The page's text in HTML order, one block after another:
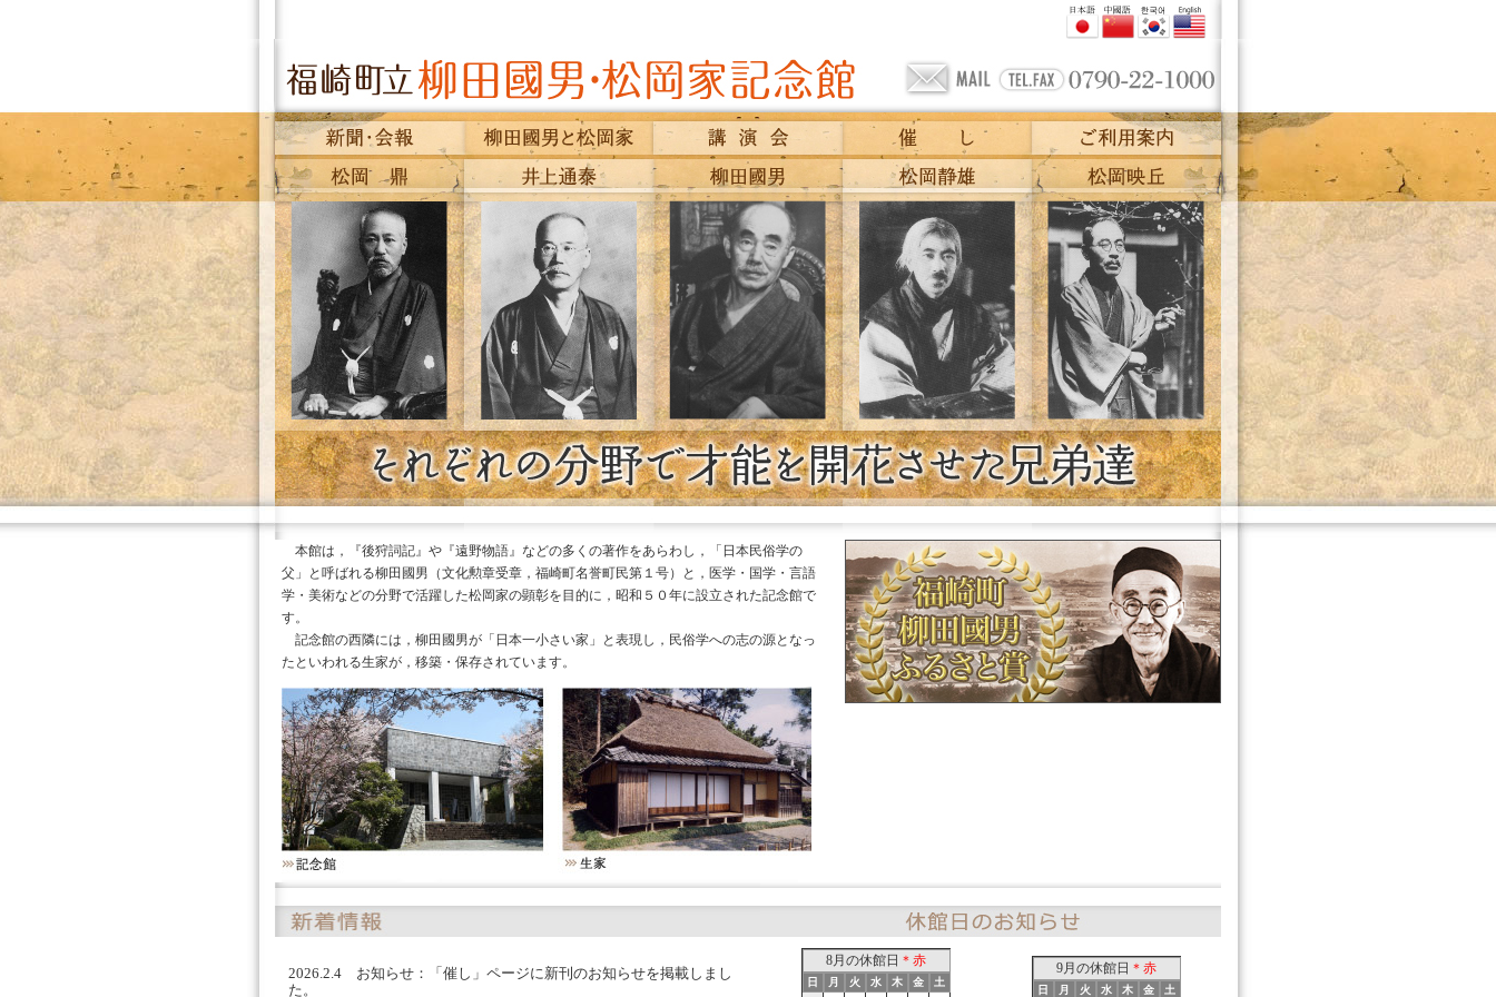
本館は，『後狩詞記』や『遠野物語』などの多くの著作をあらわし，「日本民俗学の
父」と呼ばれる柳田國男（文化勲章受章，福崎町名誉町民第１号）と，医学・国学・言語
学・美術などの分野で活躍した松岡家の顕彰を目的に，昭和５０年に設立された記念館で
す。
記念館の西隣には，柳田國男が「日本一小さい家」と表現し，民俗学への志の源となっ
たといわれる生家が，移築・保存されています。
2026.2.4 お知らせ：「催し」ページに新刊のお知らせを掲載しまし
た。
8月の休館日 ＊赤
日 月 火 水 木 金 土
9月の休館日 ＊赤
日 月 火 水 木 金 土